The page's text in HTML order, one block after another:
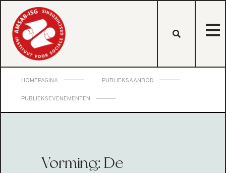
HOMEPAGINA PUBLIEKSAANBOD
PUBLIEKSEVENEMENTEN
Vorming: De